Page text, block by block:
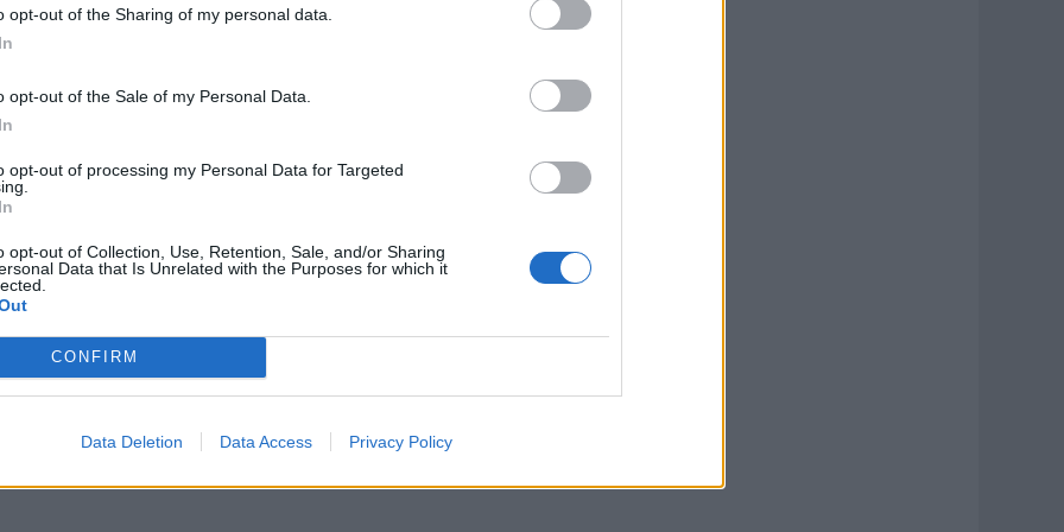
opt-out of the Sharing of my personal data.
opt-out of the Sale of my Personal Data.
opt-out of processing my Personal Data for Targeted
opt-out of Collection, Use, Retention, Sale, and/or Sharing
Data that Is Unrelated with the Purposes for which it
CONFIRM
Data Deletion Data Access Privacy Policy
περισσότερο το σκορ.
με τις χαμένες επιθέσεις εκατέρωθεν να
με τον Καρακάση στα 5:59. Μετά από
στη γραμματεία, ο Τίτορμος έκανε το
να ισοφαρίσει από μακριά, με την
Ο Παναιτωλικός αμυνόταν εξαιρετικά, ωστόσο
Δοκάρι ο Καρακάσης, γκολ για τη Ροή στα
Στα 2:18 η Ροή έβγαλε σημαντική
καθαρό μυαλό στο φινάλε έλειψε από τον
προσπάθεια που κατέβαλε, ηττήθηκε με
Αγρινιώτες ενώ πολύ καλή εμφάνιση έκανε